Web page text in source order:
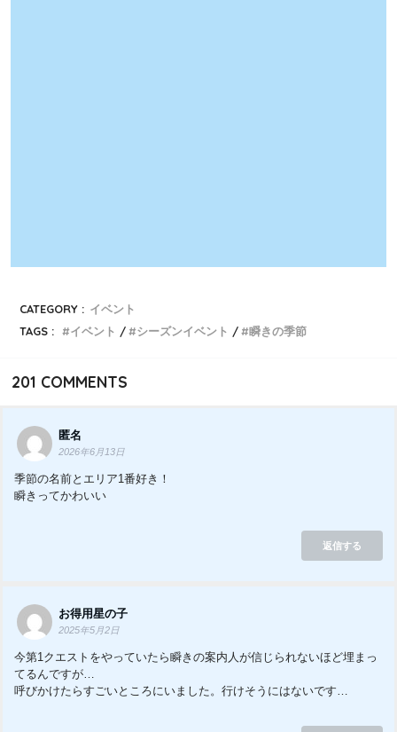
CATEGORY : イベント
TAGS :
イベント シーズンイベント 瞬きの季節
201 COMMENTS
匿名
2026年6月13日
季節の名前とエリア1番好き！
瞬きってかわいい
返信する
お得用星の子
2025年5月2日
今第1クエストをやっていたら瞬きの案内人が信じられないほど埋まっ
てるんですが…
呼びかけたらすごいところにいました。行けそうにはないです…